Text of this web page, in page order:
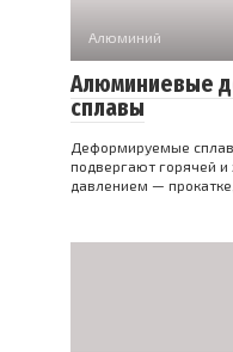
Алюминий
Алюминиевые
сплавы
Деформируемые
подвергают горячей и
давлением —